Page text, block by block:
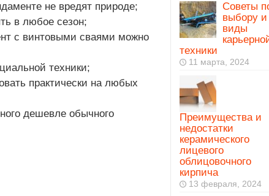
не вредят природе;
в любое сезон;
с винтовыми сваями можно
техники;
практически на любых
дешевле обычного
Советы
выбору и
виды
техники
11 марта, 2024
Преимущества и
недостатки
керамического
лицевого
облицовочного
кирпича
13 февраля, 2024